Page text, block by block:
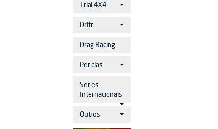
Trial 4X4
Drift
Drag Racing
Perícias
Series
Internacionais
Outros